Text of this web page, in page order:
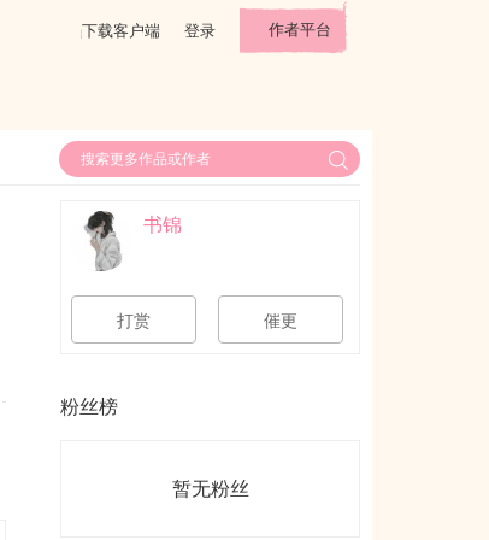
下载客户端 登录 作者平台
书锦
打赏 催更
粉丝榜
暂无粉丝